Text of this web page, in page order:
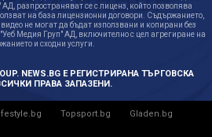
разпространяват се с лиценз, който позволява
на база лицензионни договори. Съдържанието,
не могат да бъдат използвани и копирани без
Медия Груп" АД, включително с цел агрегиране на
и сходни услуги.
NEWS.BG Е РЕГИСТРИРАНА ТЪРГОВСКА
ПРАВА ЗАПАЗЕНИ.
Topsport.bg Gladen.bg